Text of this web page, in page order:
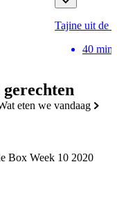
wat eten we vandaag
Box Week 10 2020
Tajine uit de
40 min